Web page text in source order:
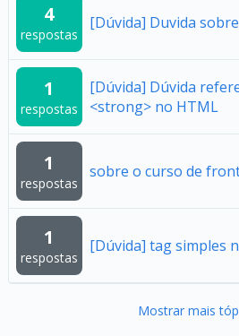
4
respostas
[Dúvida] Duvida
1
respostas
[Dúvida] Dúvida
<strong> no HTML
1
respostas
sobre o curso de
1
respostas
[Dúvida] tag simples
Mostrar mais